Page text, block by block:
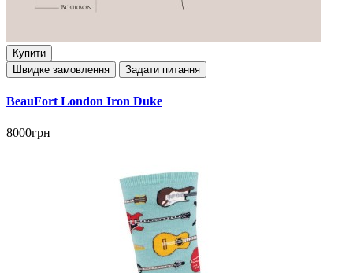
Купити
Швидке замовлення
Задати питання
BeauFort London Iron Duke
8000грн